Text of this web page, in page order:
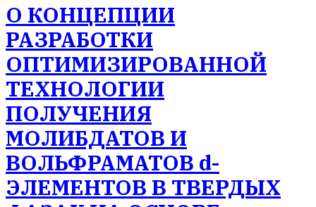
О КОНЦЕПЦИИ
РАЗРАБОТКИ
ОПТИМИЗИРОВАННОЙ
ТЕХНОЛОГИИ
ПОЛУЧЕНИЯ
МОЛИБДАТОВ И
ВОЛЬФРАМАТОВ d-
ЭЛЕМЕНТОВ В ТВЕРДЫХ